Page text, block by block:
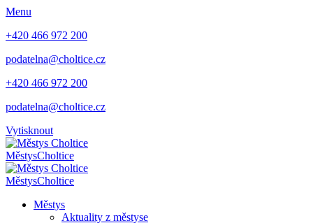
Menu
+420 466 972 200
podatelna@choltice.cz
+420 466 972 200
podatelna@choltice.cz
Vytisknout
MěstysCholtice
MěstysCholtice
Městys
Aktuality z městyse